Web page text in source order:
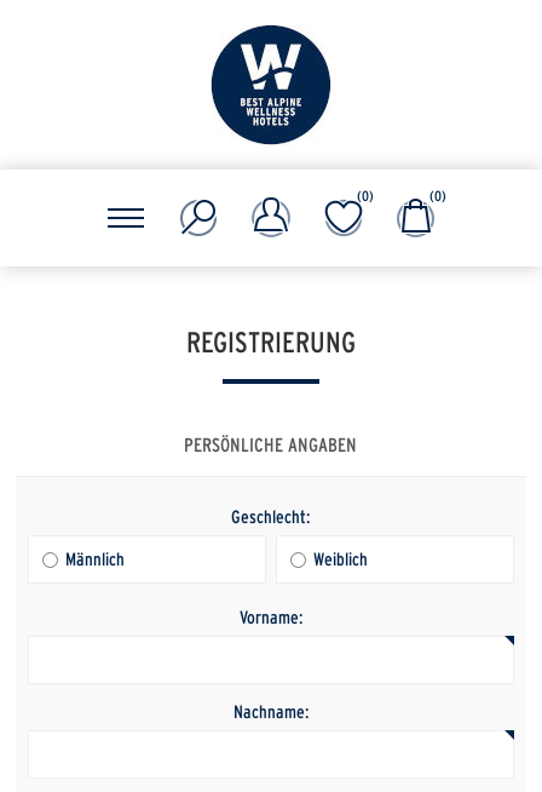
(0) (0)
REGISTRIERUNG
PERSÖNLICHE ANGABEN
Geschlecht:
Männlich Weiblich
Vorname:
Nachname: